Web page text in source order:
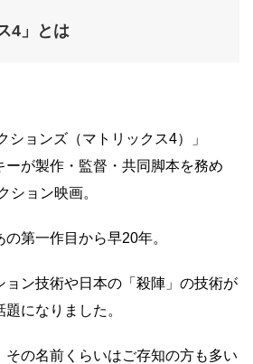
4」とは
ションズ（マトリックス4）」
ーが製作・監督・共同脚本を務め
ション映画。
第一作目から早20年。
ョン技術や日本の「殺陣」の技術が
になりました。
その名前くらいはご存知の方も多い